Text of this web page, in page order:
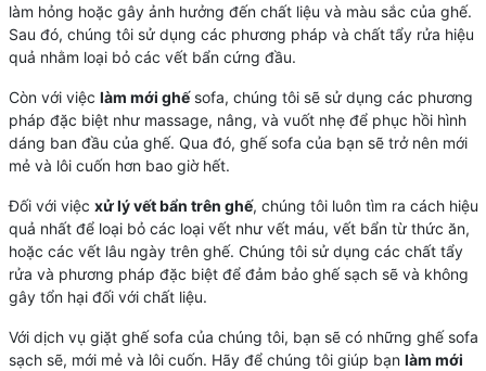
làm hỏng hoặc gây ảnh hưởng đến chất liệu và màu sắc của ghế.
Sau đó, chúng tôi sử dụng các phương pháp và chất tẩy rửa hiệu
quả nhằm loại bỏ các vết bẩn cứng đầu.
Còn với việc làm mới ghếsofa, chúng tôi sẽ sử dụng các phương
pháp đặc biệt như massage, nâng, và vuốt nhẹ để phục hồi hình
dáng ban đầu của ghế. Qua đó, ghế sofa của bạn sẽ trở nên mới
mẻ và lôi cuốn hơn bao giờ hết.
Đối với việc xử lý vết bẩn trên ghế, chúng tôi luôn tìm ra cách hiệu
quả nhất để loại bỏ các loại vết như vết máu, vết bẩn từ thức ăn,
hoặc các vết lâu ngày trên ghế. Chúng tôi sử dụng các chất tẩy
rửa và phương pháp đặc biệt để đảm bảo ghế sạch sẽ và không
gây tổn hại đối với chất liệu.
Với dịch vụ giặt ghế sofa của chúng tôi, bạn sẽ có những ghế sofa
sạch sẽ, mới mẻ và lôi cuốn. Hãy để chúng tôi giúp bạn làm mới